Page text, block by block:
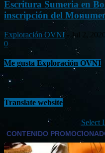
Escritura Sumeria en
inscripción del
Exploración OVNI -
Jul 2, 2020
0
Me gusta Exploración OVNI
Translate website
Select